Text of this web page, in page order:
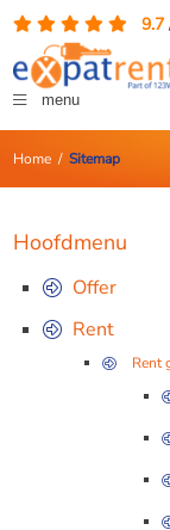
9.7
menu
Home/ Sitemap
Hoofdmenu
Offer
Rent
Rent